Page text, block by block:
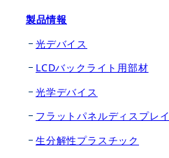
製品情報
光デバイス
LCDバックライト用部材
光学デバイス
フラットパネルディスプレイ
生分解性プラスチック